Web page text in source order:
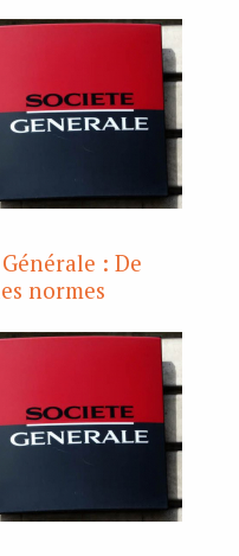
: De
normes